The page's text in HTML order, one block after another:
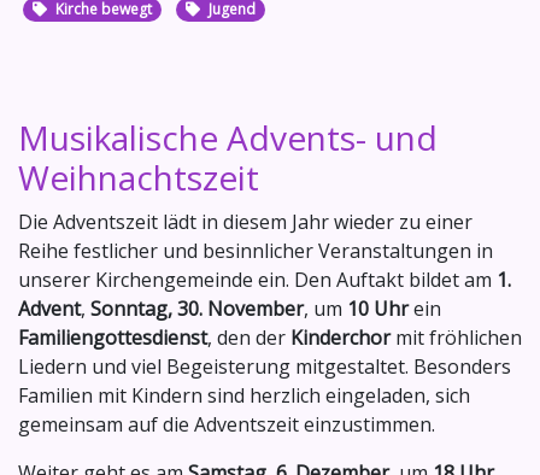
Kirche bewegt
Jugend
Musikalische Advents- und
Weihnachtszeit
Die Adventszeit lädt in diesem Jahr wieder zu einer
Reihe festlicher und besinnlicher Veranstaltungen in
unserer Kirchengemeinde ein. Den Auftakt bildet am 1.
Advent, Sonntag, 30. November, um 10 Uhrein
Familiengottesdienst, den der Kinderchormit fröhlichen
Liedern und viel Begeisterung mitgestaltet. Besonders
Familien mit Kindern sind herzlich eingeladen, sich
gemeinsam auf die Adventszeit einzustimmen.